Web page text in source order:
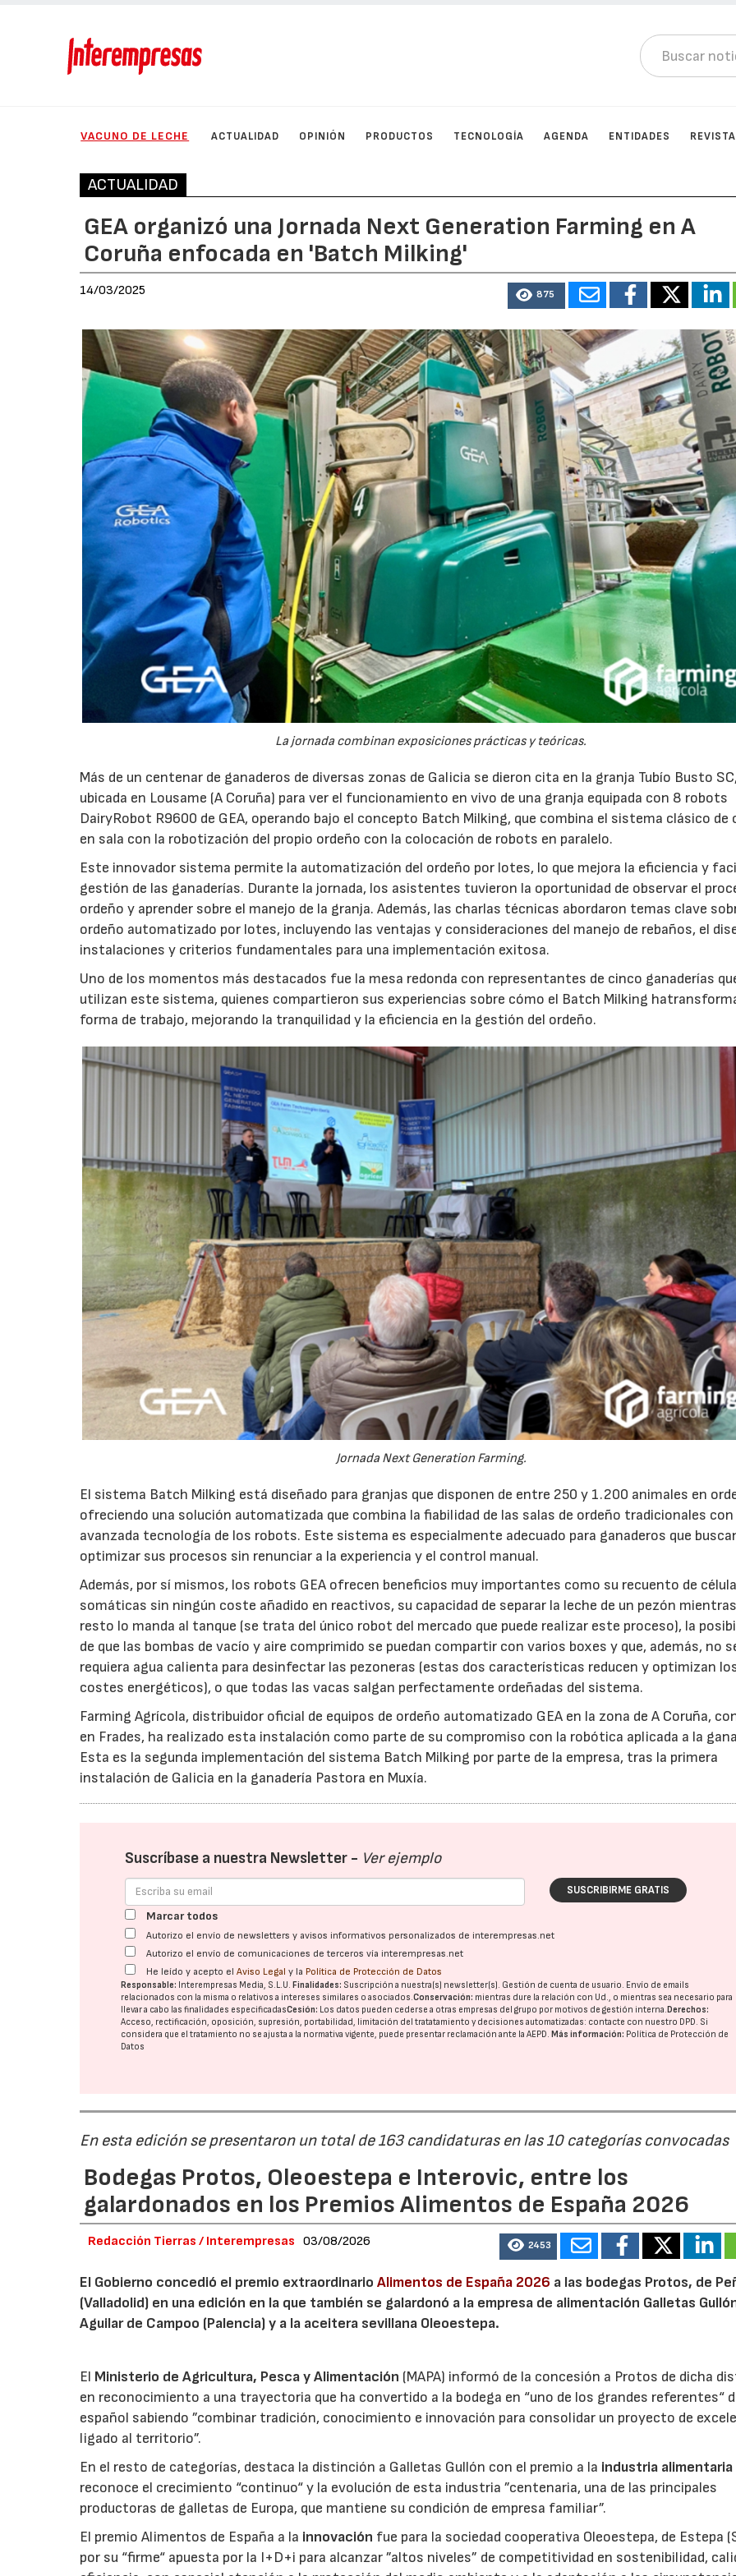
VACUNO DE LECHE ACTUALIDAD OPINIÓN PRODUCTOS TECNOLOGÍA AGENDA ENTIDADES
ACTUALIDAD
GEA organizó una Jornada Next Generation Farming en A
Coruña enfocada en 'Batch Milking'
14/03/2025 875
La jornada combinan exposiciones prácticas y teóricas.
Más de un centenar de ganaderos de diversas zonas de Galicia se dieron cita en la granja Tubío Busto SC,
ubicada en Lousame (A Coruña) para ver el funcionamiento en vivo de una granja equipada con 8 robots
DairyRobot R9600 de GEA, operando bajo el concepto Batch Milking, que combina el sistema clásico de
en sala con la robotización del propio ordeño con la colocación de robots en paralelo.
Este innovador sistema permite la automatización del ordeño por lotes, lo que mejora la eficiencia y
gestión de las ganaderías. Durante la jornada, los asistentes tuvieron la oportunidad de observar el
ordeño y aprender sobre el manejo de la granja. Además, las charlas técnicas abordaron temas clave
ordeño automatizado por lotes, incluyendo las ventajas y consideraciones del manejo de rebaños, el
instalaciones y criterios fundamentales para una implementación exitosa.
Uno de los momentos más destacados fue la mesa redonda con representantes de cinco ganaderías
utilizan este sistema, quienes compartieron sus experiencias sobre cómo el Batch Milking
forma de trabajo, mejorando la tranquilidad y la eficiencia en la gestión del ordeño.
Jornada Next Generation Farming.
El sistema Batch Milking está diseñado para granjas que disponen de entre 250 y 1.200 animales en
ofreciendo una solución automatizada que combina la fiabilidad de las salas de ordeño tradicionales con
avanzada tecnología de los robots. Este sistema es especialmente adecuado para ganaderos que
optimizar sus procesos sin renunciar a la experiencia y el control manual.
Además, por sí mismos, los robots GEA ofrecen beneficios muy importantes como su recuento de
somáticas sin ningún coste añadido en reactivos, su capacidad de separar la leche de un pezón
resto lo manda al tanque (se trata del único robot del mercado que puede realizar este proceso), la
de que las bombas de vacío y aire comprimido se puedan compartir con varios boxes y que, además, no
requiera agua calienta para desinfectar las pezoneras (estas dos características reducen y optimizan
costes energéticos), o que todas las vacas salgan perfectamente ordeñadas del sistema.
Farming Agrícola, distribuidor oficial de equipos de ordeño automatizado GEA en la zona de A Coruña,
en Frades, ha realizado esta instalación como parte de su compromiso con la robótica aplicada a la
Esta es la segunda implementación del sistema Batch Milking por parte de la empresa, tras la primera
instalación de Galicia en la ganadería Pastora en Muxía.
Suscríbase a nuestra Newsletter - Ver ejemplo
SUSCRIBIRME GRATIS
Marcar todos
Autorizo el envío de newsletters y avisos informativos personalizados de interempresas.net
Autorizo el envío de comunicaciones de terceros vía interempresas.net
He leído y acepto elAviso Legal y la Política de Protección de Datos
Responsable: Interempresas Media, S.L.U.Finalidades: Suscripción a nuestra(s) newsletter(s). Gestión de cuenta de usuario. Envío de emails
relacionados con la misma o relativos a intereses similares o asociados.Conservación: mientras dure la relación con Ud., o mientras sea necesario para
llevar a cabo las finalidades especificadasCesión: Los datos pueden cederse a otras empresas del grupo por motivos de gestión interna.Derechos:
Acceso, rectificación, oposición, supresión, portabilidad, limitación del tratatamiento y decisiones automatizadas: contacte con nuestro DPD. Si
considera que el tratamiento no se ajusta a la normativa vigente, puede presentar reclamación ante laAEPD.Más información: Política de Protección de
Datos
En esta edición se presentaron un total de 163 candidaturas en las 10 categorías convocadas
Bodegas Protos, Oleoestepa e Interovic, entre los
galardonados en los Premios Alimentos de España 2026
Redacción Tierras / Interempresas 03/08/2026 2453
El Gobierno concedió el premio extraordinarioAlimentos de España 2026 a las bodegas Protos, de
(Valladolid) en una edición en la que también se galardonó a la empresa de alimentación Galletas
Aguilar de Campoo (Palencia) y a la aceitera sevillana Oleoestepa.
El Ministerio de Agricultura, Pesca y Alimentación (MAPA) informó de la concesión a Protos de dicha
en reconocimiento a una trayectoria que ha convertido a la bodega en “uno de los grandes referentes“
español sabiendo ”combinar tradición, conocimiento e innovación para consolidar un proyecto de
ligado al territorio”.
En el resto de categorías, destaca la distinción a Galletas Gullón con el premio a la industria alimentaria
reconoce el crecimiento “continuo“ y la evolución de esta industria ”centenaria, una de las principales
productoras de galletas de Europa, que mantiene su condición de empresa familiar”.
El premio Alimentos de España a la innovación fue para la sociedad cooperativa Oleoestepa, de Estepa
por su “firme“ apuesta por la I+D+i para alcanzar ”altos niveles” de competitividad en sostenibilidad,
07/07/2026 21/07/2026